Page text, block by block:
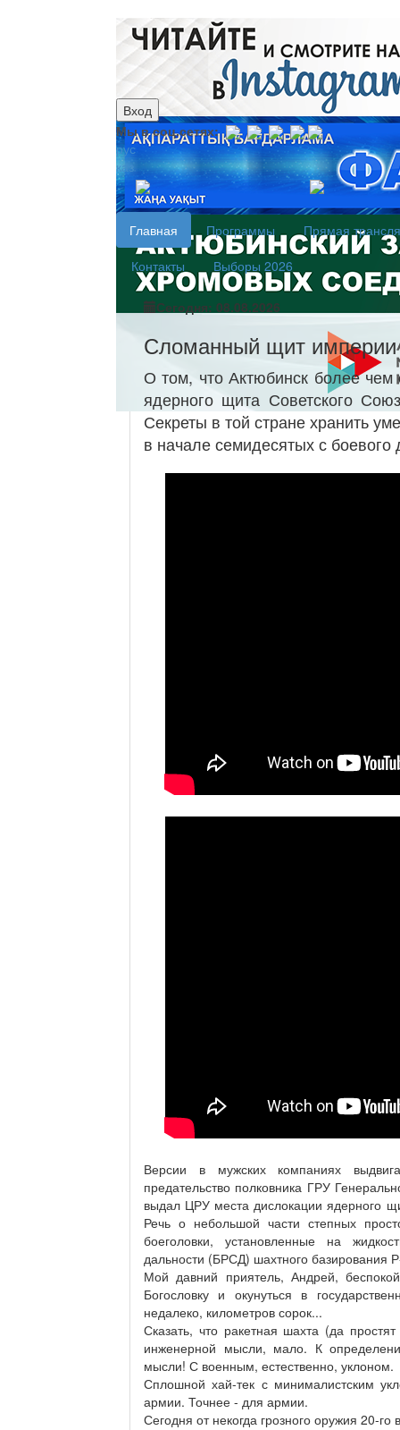
Вход
Мы в соц.сетях:
рус
каз
Главная Программы
Прямая
Контакты
Выборы 2026
Сегодня: 08.08.2026
Сломанный щит империи
О том, что Актюбинск более чем
ядерного щита Советского
Секреты в той стране хранить
в начале семидесятых с
Версии в мужских компаниях
предательство полковника ГРУ
выдал ЦРУ места дислокации ядерного
Речь о небольшой части степных
боеголовки, установленные на
дальности (БРСД) шахтного базирования
Мой давний приятель, Андрей,
Богословку и окунуться в
недалеко, километров сорок...
Сказать, что ракетная шахта (да
инженерной мысли, мало. К
мысли! С военным, естественно, уклоном.
Сплошной хай-тек с минималистским
армии. Точнее - для армии.
Сегодня от некогда грозного оружия 20-